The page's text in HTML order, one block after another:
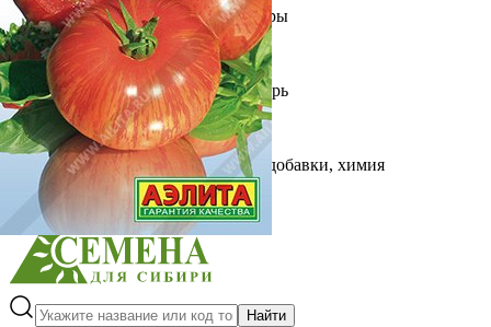
Горшки, рассадники, аксессуары
Посадочный материал
Садовый инструмент, инвентарь
Консервирование
Средства защиты, удобрения, добавки, химия
Обустройство сада, декор
Найти